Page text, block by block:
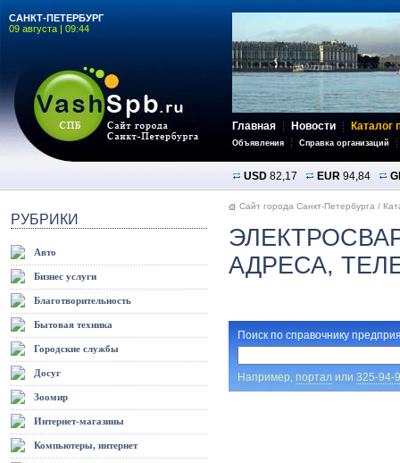
САНКТ-ПЕТЕРБУРГ
09 августа | 09:44
Главная Новости Каталог
Объявления Справка организаций
USD 82,17 EUR 94,84
РУБРИКИ
Авто
Бизнес услуги
Благотворительность
Бытовая техника
Городские службы
Досуг
Зоомир
Интернет-магазины
Компьютеры, интернет
Сайт города Санкт-Петербурга /
АДРЕСА,
Поиск по справочнику
Например, порталили 325-94-